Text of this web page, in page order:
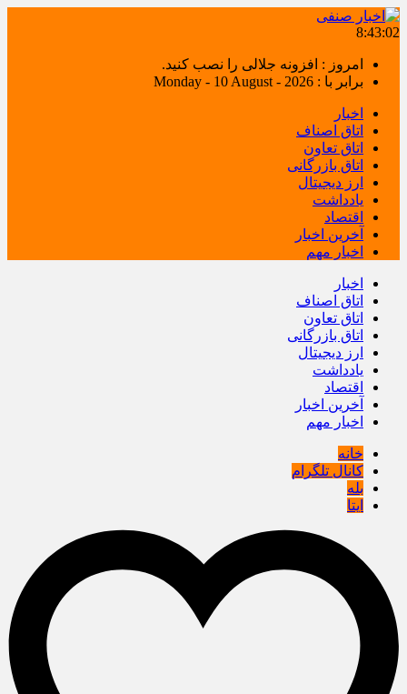
8:43:02
امروز : افزونه جلالی را نصب کنید.
برابر با : Monday - 10 August - 2026
اخبار
اتاق اصناف
اتاق تعاون
اتاق بازرگانی
ارز دیجیتال
یادداشت
اقتصاد
آخرین اخبار
اخبار مهم
اخبار
اتاق اصناف
اتاق تعاون
اتاق بازرگانی
ارز دیجیتال
یادداشت
اقتصاد
آخرین اخبار
اخبار مهم
خانه
کانال تلگرام
بله
ایتا